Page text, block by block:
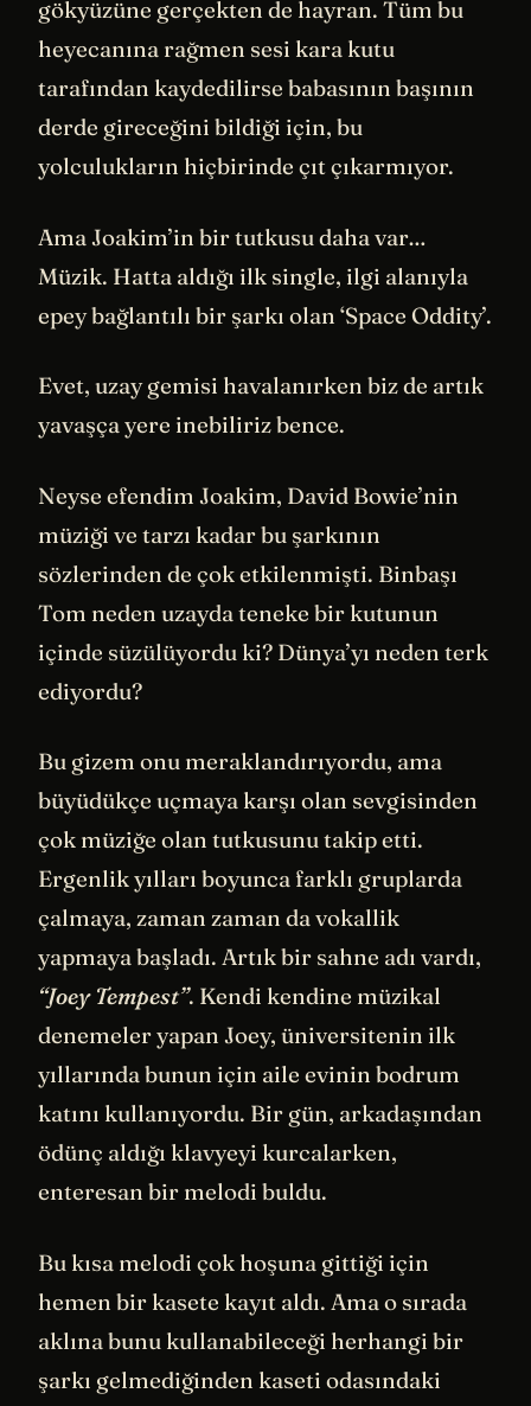
gökyüzüne gerçekten de hayran. Tüm bu
heyecanına rağmen sesi kara kutu
tarafından kaydedilirse babasının başının
derde gireceğini bildiği için, bu
yolculukların hiçbirinde çıt çıkarmıyor.
Ama Joakim’in bir tutkusu daha var…
Müzik. Hatta aldığı ilk single, ilgi alanıyla
epey bağlantılı bir şarkı olan ‘Space Oddity’.
Evet, uzay gemisi havalanırken biz de artık
yavaşça yere inebiliriz bence.
Neyse efendim Joakim, David Bowie’nin
müziği ve tarzı kadar bu şarkının
sözlerinden de çok etkilenmişti. Binbaşı
Tom neden uzayda teneke bir kutunun
içinde süzülüyordu ki? Dünya’yı neden terk
ediyordu?
Bu gizem onu meraklandırıyordu, ama
büyüdükçe uçmaya karşı olan sevgisinden
çok müziğe olan tutkusunu takip etti.
Ergenlik yılları boyunca farklı gruplarda
çalmaya, zaman zaman da vokallik
yapmaya başladı. Artık bir sahne adı vardı,
“Joey Tempest”. Kendi kendine müzikal
denemeler yapan Joey, üniversitenin ilk
yıllarında bunun için aile evinin bodrum
katını kullanıyordu. Bir gün, arkadaşından
ödünç aldığı klavyeyi kurcalarken,
enteresan bir melodi buldu.
Bu kısa melodi çok hoşuna gittiği için
hemen bir kasete kayıt aldı. Ama o sırada
aklına bunu kullanabileceği herhangi bir
şarkı gelmediğinden kaseti odasındaki